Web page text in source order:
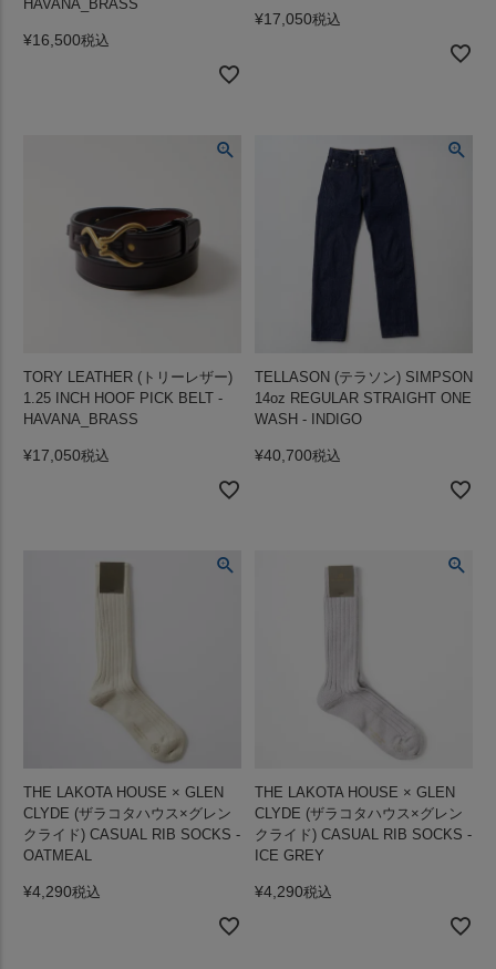
HAVANA_BRASS
¥16,500税込
¥17,050税込
TORY LEATHER (トリーレザー)
1.25 INCH HOOF PICK BELT -
HAVANA_BRASS
¥17,050税込
TELLASON (テラソン) SIMPSON
14oz REGULAR STRAIGHT ONE
WASH - INDIGO
¥40,700税込
THE LAKOTA HOUSE × GLEN
CLYDE (ザラコタハウス×グレン
クライド) CASUAL RIB SOCKS -
OATMEAL
¥4,290税込
THE LAKOTA HOUSE × GLEN
CLYDE (ザラコタハウス×グレン
クライド) CASUAL RIB SOCKS -
ICE GREY
¥4,290税込